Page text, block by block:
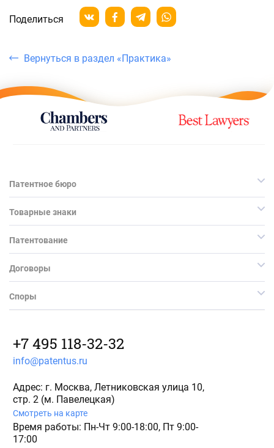
Поделиться
Вернуться в раздел «Практика»
Патентное бюро
Товарные знаки
Патентование
Договоры
Споры
+7 495 118-32-32
info@patentus.ru
Адрес: г. Москва, Летниковская улица 10,
стр. 2 (м. Павелецкая)
Смотреть на карте
Время работы: Пн-Чт 9:00-18:00, Пт 9:00-
17:00